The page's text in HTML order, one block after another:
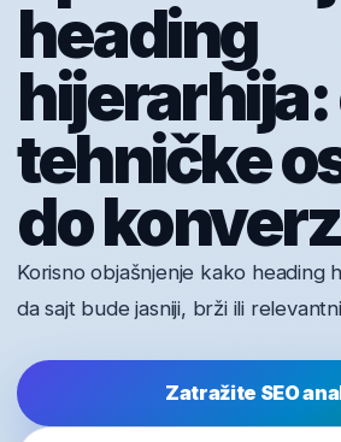
heading
hijerarhija:
tehničke
do
Korisno objašnjenje kako heading
da sajt bude jasniji, brži ili
Zatražite SEO